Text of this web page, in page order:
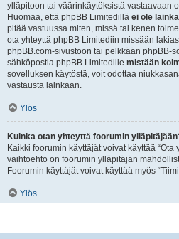
ylläpitoon tai väärinkäytöksistä vastaavaan
Huomaa, että phpBB Limitedillä ei ole
pitää vastuussa miten, missä tai kenen
ota yhteyttä phpBB Limitediin missään
phpBB.com-sivustoon tai pelkkään phpBB-
sähköpostia phpBB Limitedille mistään
sovelluksen käytöstä, voit odottaa
vastausta lainkaan.
Ylös
Kuinka otan yhteyttä foorumin
Kaikki foorumin käyttäjät voivat käyttää “Ota
vaihtoehto on foorumin ylläpitäjän
Foorumin käyttäjät voivat käyttää myös
Ylös